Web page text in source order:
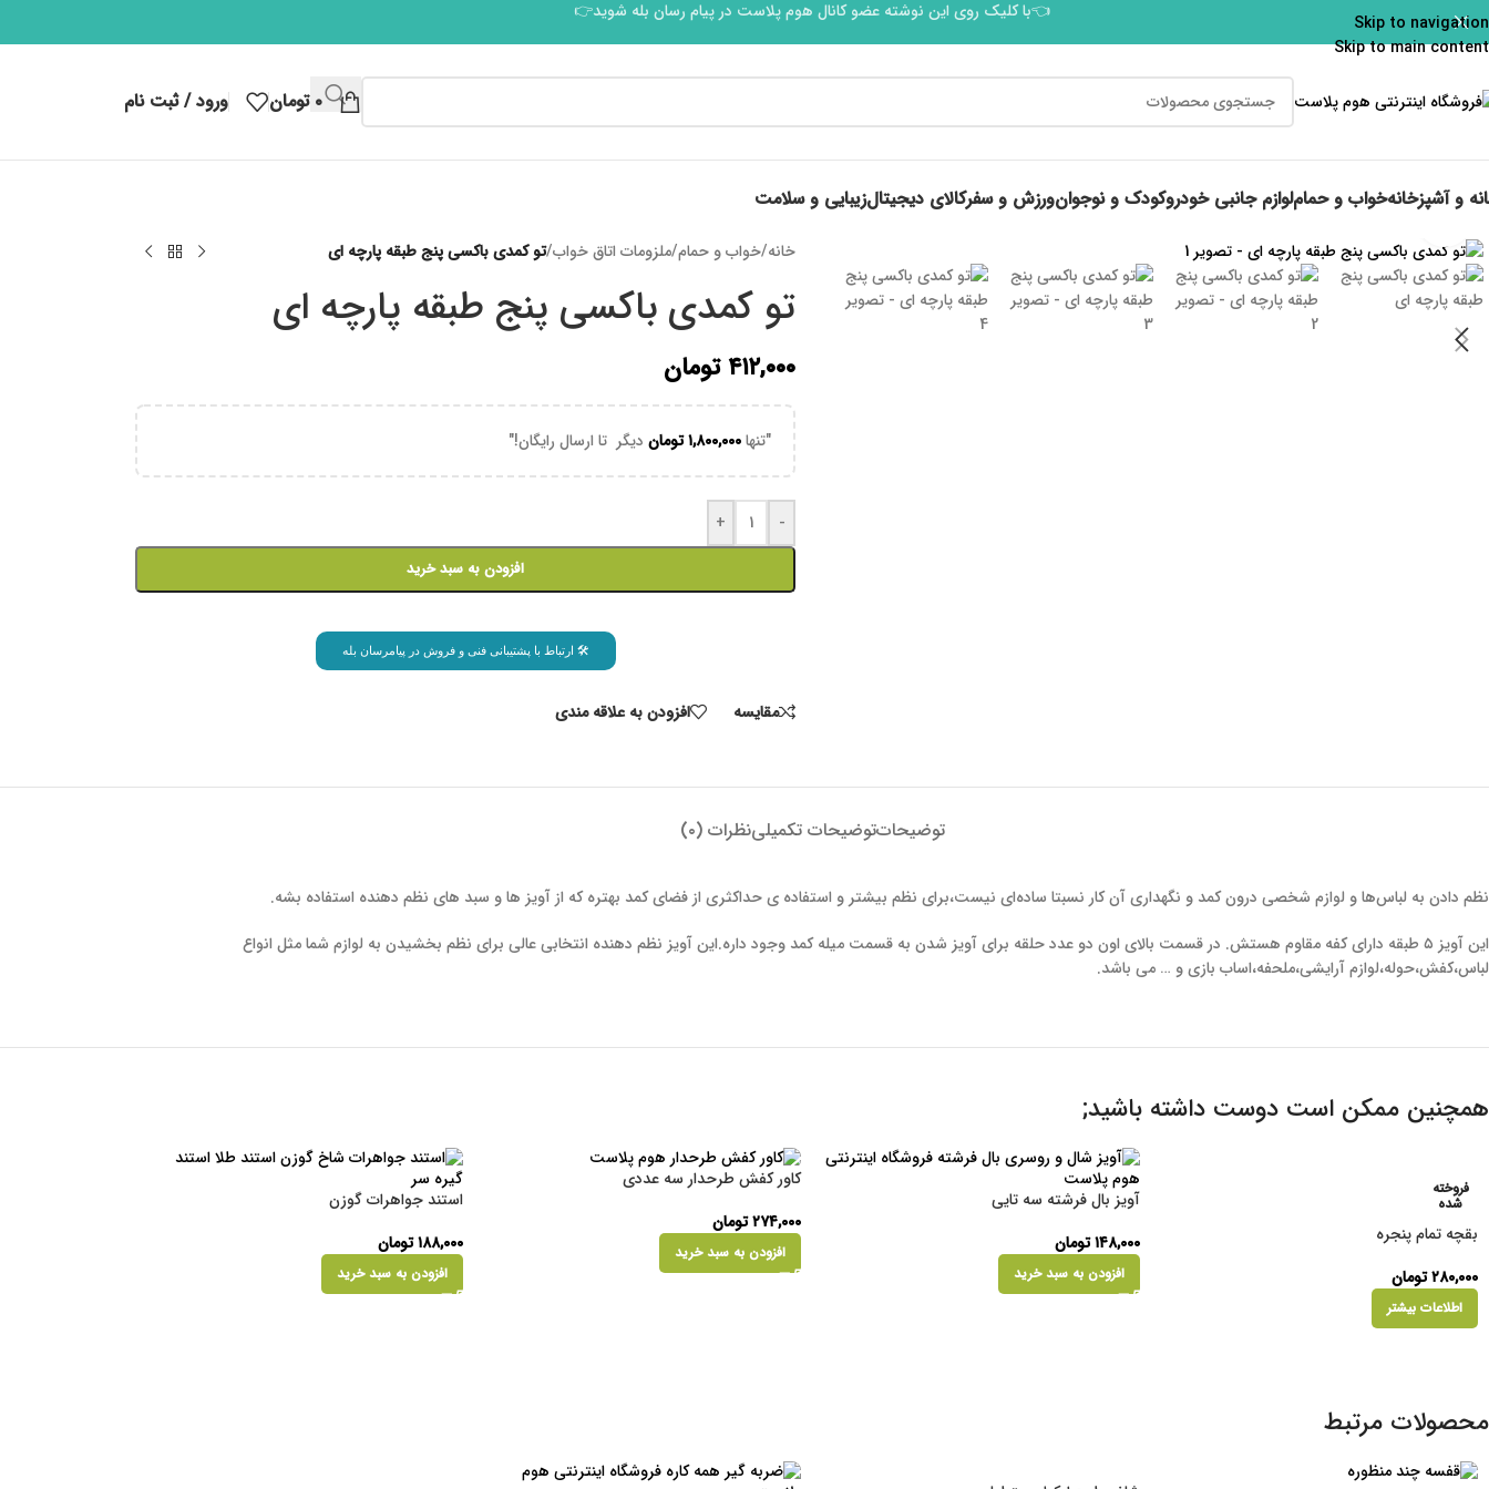
Skip to navigation
Skip to main content
👈با کلیک روی این نوشته عضو کانال هوم پلاست در پیام رسان بله شوید👉
۰ تومان ورود / ثبت نام
و آشپزخانهخواب و حماملوازم جانبی خودروکودک و نوجوانورزش و سفرکالای دیجیتالزیبایی و سلامت
خانه/خواب و حمام/ملزومات اتاق خواب/تو کمدی باکسی پنج طبقه پارچه ای
تو کمدی باکسی پنج طبقه پارچه ای
۴۱۲,۰۰۰ تومان
"تنها۱,۸۰۰,۰۰۰توماندیگر تا ارسال رایگان!"
-
+
افزودن به سبد خرید
🛠 ارتباط با پشتیبانی فنی و فروش در پیامرسان بله
مقايسه افزودن به علاقه مندی
توضیحاتتوضیحات تکمیلینظرات (۰)
نظم دادن به لباس‌ها و لوازم شخصی درون کمد و نگهداری آن کار نسبتا ساده‌ای نیست،برای نظم بیشتر و استفاده ی حداکثری از فضای کمد بهتره که از آویز ها و سبد های نظم دهنده استفاده بشه.
این آویز ۵ طبقه دارای کفه مقاوم هستش. در قسمت بالای اون دو عدد حلقه برای آویز شدن به قسمت میله کمد وجود داره.این آویز نظم دهنده انتخابی عالی برای نظم بخشیدن به لوازم شما مثل انواع
لباس،کفش،حوله،لوازم آرایشی،ملحفه،اساب بازی و … می باشد.
همچنین ممکن است دوست داشته باشید;
فروخته
شده
بقچه تمام پنجره
۲۸۰,۰۰۰تومان
اطلاعات بیشتر
آویز بال فرشته سه تایی
۱۴۸,۰۰۰ تومان
افزودن به سبد خرید
کاور کفش طرحدار سه عددی
۲۷۴,۰۰۰تومان
افزودن به سبد خرید
استند جواهرات گوزن
۱۸۸,۰۰۰ تومان
افزودن به سبد خرید
محصولات مرتبط